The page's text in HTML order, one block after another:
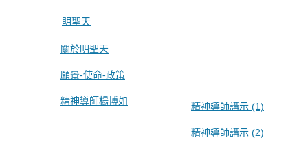
眀聖天
關於眀聖天
願景-使命-政策
精神導師楊博如 精神導師講示 (1)
精神導師講示 (2)